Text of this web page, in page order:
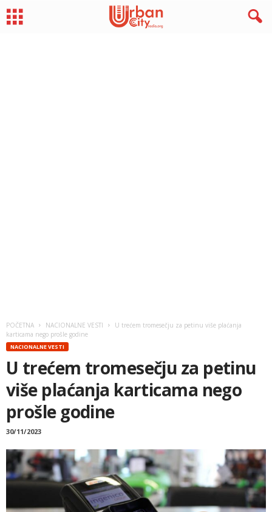
POČETNA NACIONALNE VESTI
U trećem tromesečju za petinu više plaćanja
karticama nego prošle godine
NACIONALNE VESTI
U trećem tromesečju za petinu
više plaćanja karticama nego
prošle godine
30/11/2023